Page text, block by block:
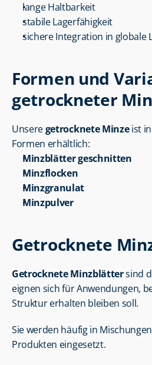
lange Haltbarkeit
stabile Lagerfähigkeit
sichere Integration in globale
Formen und
getrockneter
Unsere getrocknete Minze ist in
Formen erhältlich:
Minzblätter geschnitten
Minzflocken
Minzgranulat
Minzpulver
Getrocknete
Getrocknete Minzblätter sind
eignen sich für Anwendungen,
Struktur erhalten bleiben soll.
Sie werden häufig in
Produkten eingesetzt.